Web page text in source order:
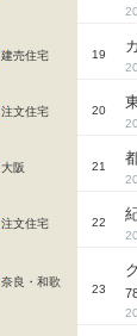
建売住宅 19
注文住宅 20
大阪 21
注文住宅 22
奈良・和歌
23